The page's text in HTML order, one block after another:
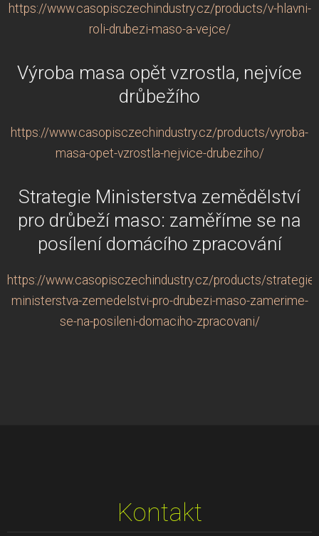
https://www.casopisczechindustry.cz/products/v-hlavni-
roli-drubezi-maso-a-vejce/
Výroba masa opět vzrostla, nejvíce
drůbežího
https://www.casopisczechindustry.cz/products/vyroba-
masa-opet-vzrostla-nejvice-drubeziho/
Strategie Ministerstva zemědělství
pro drůbeží maso: zaměříme se na
posílení domácího zpracování
https://www.casopisczechindustry.cz/products/strategie-
ministerstva-zemedelstvi-pro-drubezi-maso-zamerime-
se-na-posileni-domaciho-zpracovani/
Kontakt